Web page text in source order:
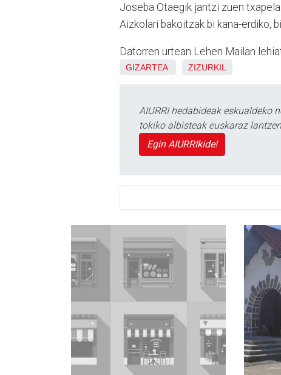
Joseba Otaegik jantzi zuen
Aizkolari bakoitzak bi kana-erdiko,
Datorren urtean Lehen Mailan
GIZARTEA ZIZURKIL
AIURRI hedabideak eskualdeko
tokiko albisteak euskaraz
Egin AIURRIkide!